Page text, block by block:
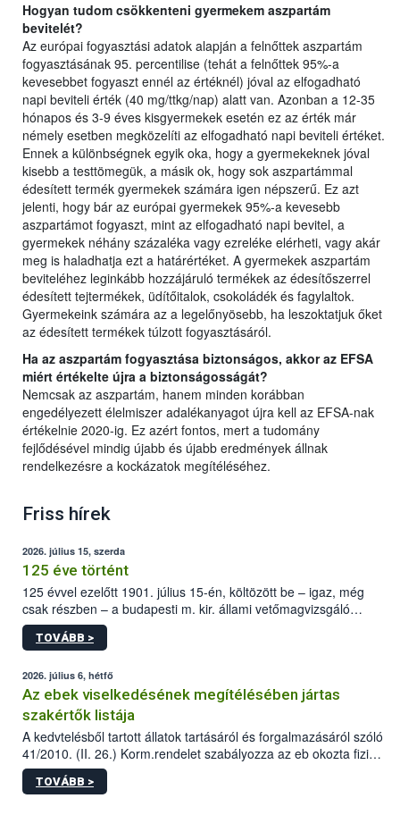
Hogyan tudom csökkenteni gyermekem aszpartám
bevitelét?
Az európai fogyasztási adatok alapján a felnőttek aszpartám
fogyasztásának 95. percentilise (tehát a felnőttek 95%-a
kevesebbet fogyaszt ennél az értéknél) jóval az elfogadható
napi beviteli érték (40 mg/ttkg/nap) alatt van. Azonban a 12-35
hónapos és 3-9 éves kisgyermekek esetén ez az érték már
némely esetben megközelíti az elfogadható napi beviteli értéket.
Ennek a különbségnek egyik oka, hogy a gyermekeknek jóval
kisebb a testtömegük, a másik ok, hogy sok aszpartámmal
édesített termék gyermekek számára igen népszerű. Ez azt
jelenti, hogy bár az európai gyermekek 95%-a kevesebb
aszpartámot fogyaszt, mint az elfogadható napi bevitel, a
gyermekek néhány százaléka vagy ezreléke elérheti, vagy akár
meg is haladhatja ezt a határértéket. A gyermekek aszpartám
beviteléhez leginkább hozzájáruló termékek az édesítőszerrel
édesített tejtermékek, üdítőitalok, csokoládék és fagylaltok.
Gyermekeink számára az a legelőnyösebb, ha leszoktatjuk őket
az édesített termékek túlzott fogyasztásáról.
Ha az aszpartám fogyasztása biztonságos, akkor az EFSA
miért értékelte újra a biztonságosságát?
Nemcsak az aszpartám, hanem minden korábban
engedélyezett élelmiszer adalékanyagot újra kell az EFSA-nak
értékelnie 2020-ig. Ez azért fontos, mert a tudomány
fejlődésével mindig újabb és újabb eredmények állnak
rendelkezésre a kockázatok megítéléséhez.
Friss hírek
2026. július 15, szerda
125 éve történt
125 évvel ezelőtt 1901. július 15-én, költözött be – igaz, még
csak részben – a budapesti m. kir. állami vetőmagvizsgáló
állomás a Kis Rókus utca 15. szám alatti, Czigler Győző által
tervezett új épületébe.
TOVÁBB >
2026. július 6, hétfő
Az ebek viselkedésének megítélésében jártas
szakértők listája
A kedvtelésből tartott állatok tartásáról és forgalmazásáról szóló
41/2010. (II. 26.) Korm.rendelet szabályozza az eb okozta fizikai
sérülés, illetve ennek veszélye keletkezésekor felmerülő
hatósági feladatokat, valamint a veszélyes eb tartását és annak
TOVÁBB >